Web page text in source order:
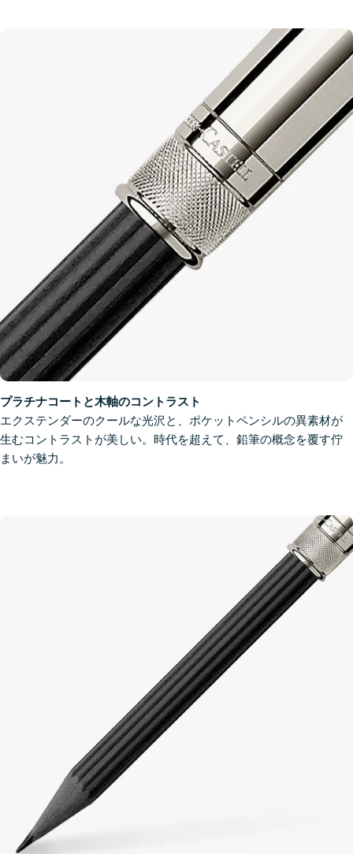
プラチナコートと木軸のコントラスト
エクステンダーのクールな光沢と、ポケットペンシルの異素材が
生むコントラストが美しい。時代を超えて、鉛筆の概念を覆す佇
まいが魅力。